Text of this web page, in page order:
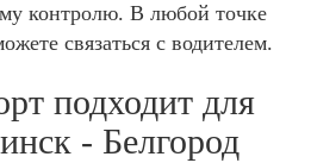
контролю. В любой точке
связаться с водителем.
подходит для
- Белгород